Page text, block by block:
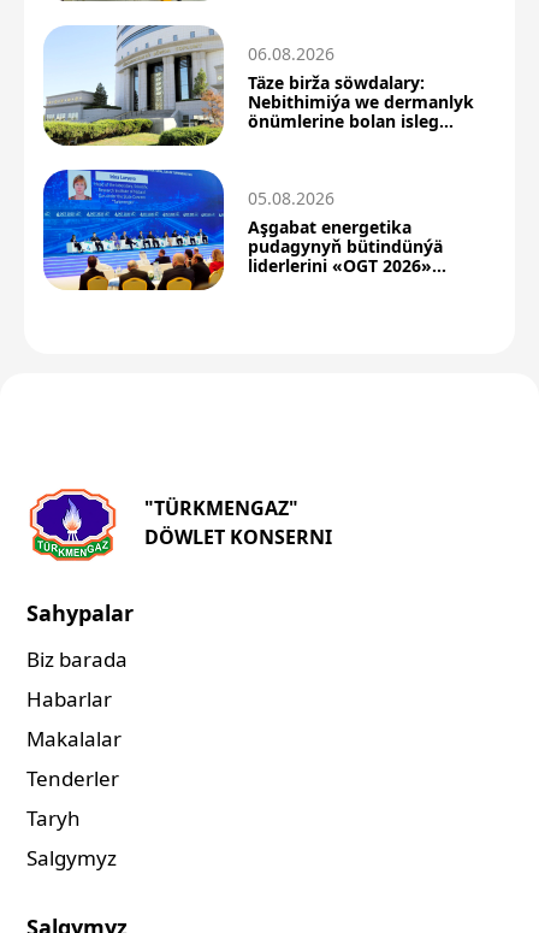
06.08.2026
Täze birža söwdalary:
Nebithimiýa we dermanlyk
önümlerine bolan isleg
05.08.2026
Aşgabat energetika
pudagynyň bütindünýä
liderlerini «OGT 2026»
"TÜRKMENGAZ"
DÖWLET KONSERNI
Sahypalar
Biz barada
Habarlar
Makalalar
Tenderler
Taryh
Salgymyz
Salgymyz